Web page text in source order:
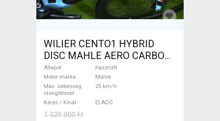
WILIER CENTO1 HYBRID
DISC MAHLE AERO CARBON
kerekek XL Elektromos
Országúti / Gravel Mahle
használt ELADÓ
Állapot
használt
Motor márka
Mahle
Max. sebesség
rásegítéssel
25 km/h
Keres / Kínál ELADÓ
1 320 000 Ft